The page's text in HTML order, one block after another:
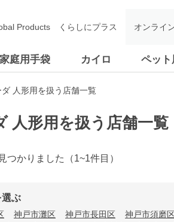
家庭用手袋 カイロ ペット
Products くらしにプラス オンライ
人形用を扱う店舗一覧
人形用を扱う店舗一覧
つかりました （1~1件目）
ぶ
神戸市灘区 神戸市長田区 神戸市須磨